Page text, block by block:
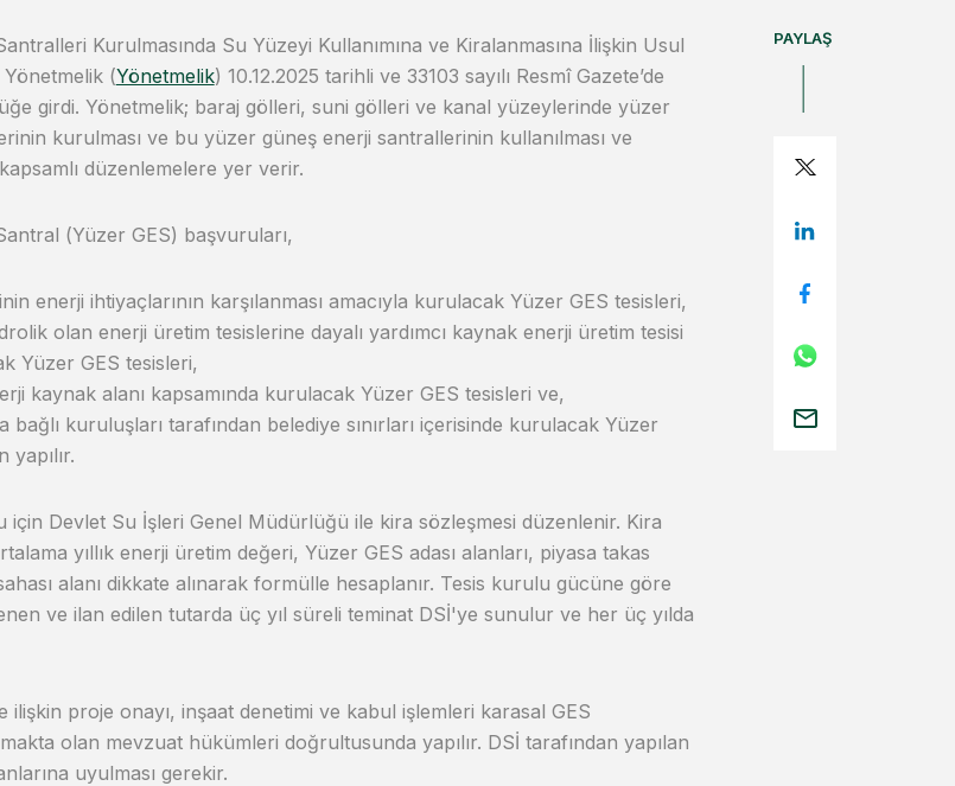
Kurulmasında Su Yüzeyi Kullanımına ve Kiralanmasına İlişkin Usul
(Yönetmelik) 10.12.2025 tarihli ve 33103 sayılı Resmî Gazete’de
girdi. Yönetmelik; baraj gölleri, suni gölleri ve kanal yüzeylerinde yüzer
kurulması ve bu yüzer güneş enerji santrallerinin kullanılması ve
düzenlemelere yer verir.
(Yüzer GES) başvuruları,
enerji ihtiyaçlarının karşılanması amacıyla kurulacak Yüzer GES tesisleri,
olan enerji üretim tesislerine dayalı yardımcı kaynak enerji üretim tesisi
Yüzer GES tesisleri,
kaynak alanı kapsamında kurulacak Yüzer GES tesisleri ve,
bağlı kuruluşları tarafından belediye sınırları içerisinde kurulacak Yüzer
yapılır.
için Devlet Su İşleri Genel Müdürlüğü ile kira sözleşmesi düzenlenir. Kira
yıllık enerji üretim değeri, Yüzer GES adası alanları, piyasa takas
alanı dikkate alınarak formülle hesaplanır. Tesis kurulu gücüne göre
ve ilan edilen tutarda üç yıl süreli teminat DSİ'ye sunulur ve her üç yılda
ilişkin proje onayı, inşaat denetimi ve kabul işlemleri karasal GES
olan mevzuat hükümleri doğrultusunda yapılır. DSİ tarafından yapılan
uyulması gerekir.
PAYLAŞ